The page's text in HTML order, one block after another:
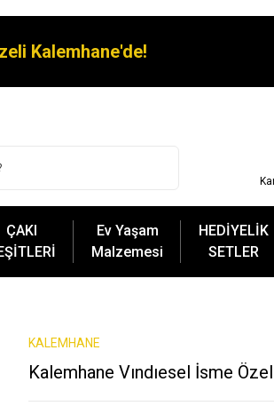
Kalemhane'de!
ÇAKI
Ev Yaşam
Malzemesi
HEDİYELİK
SETLER
KALEMHANE
Kalemhane Vındıesel İsme